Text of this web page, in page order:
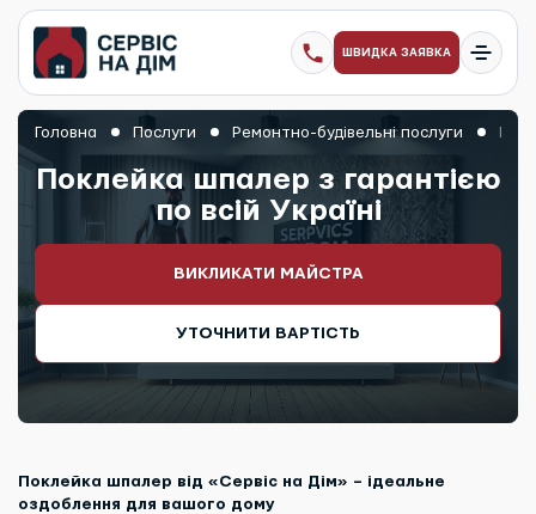
ШВИДКА ЗАЯВКА
Головна Послуги Ремонтно-будівельні послуги
Поклейка шпалер з гарантією
по всій Україні
ВИКЛИКАТИ МАЙСТРА
УТОЧНИТИ ВАРТІСТЬ
Поклейка шпалер від «Сервіс на Дім» – ідеальне
оздоблення для вашого дому